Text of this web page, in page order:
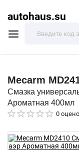
autohaus.su
Mecarm
Смазка
Ароматная 400мл
0